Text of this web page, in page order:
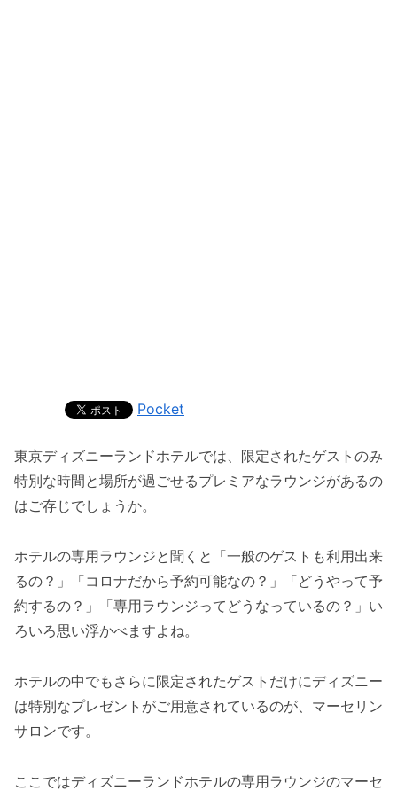
Pocket
東京ディズニーランドホテルでは、限定されたゲストのみ
特別な時間と場所が過ごせるプレミアなラウンジがあるの
はご存じでしょうか。
ホテルの専用ラウンジと聞くと「一般のゲストも利用出来
るの？」「コロナだから予約可能なの？」「どうやって予
約するの？」「専用ラウンジってどうなっているの？」い
ろいろ思い浮かべますよね。
ホテルの中でもさらに限定されたゲストだけにディズニー
は特別なプレゼントがご用意されているのが、マーセリン
サロンです。
ここではディズニーランドホテルの専用ラウンジのマーセ